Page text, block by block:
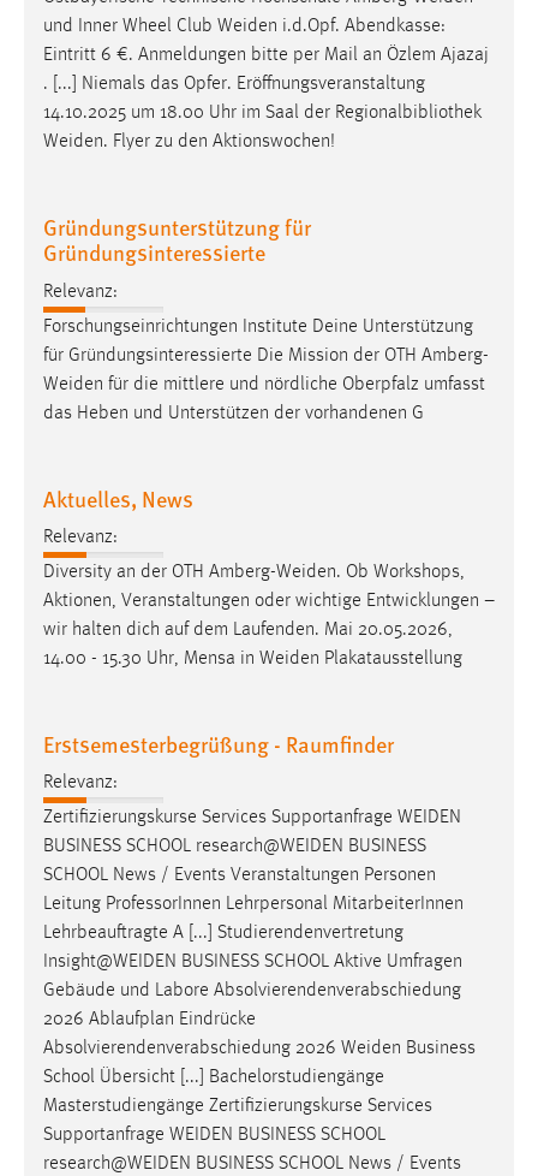
und Inner Wheel Club Weiden i.d.Opf. Abendkasse:
Eintritt 6 €. Anmeldungen bitte per Mail an Özlem Ajazaj
. [...] Niemals das Opfer. Eröffnungsveranstaltung
14.10.2025 um 18.00 Uhr im Saal der Regionalbibliothek
Weiden. Flyer zu den Aktionswochen!
Gründungsunterstützung für
Gründungsinteressierte
Relevanz:
Forschungseinrichtungen Institute Deine Unterstützung
für Gründungsinteressierte Die Mission der OTH Amberg-
Weiden für die mittlere und nördliche Oberpfalz umfasst
das Heben und Unterstützen der vorhandenen G
Aktuelles, News
Relevanz:
Diversity an der OTH Amberg-Weiden. Ob Workshops,
Aktionen, Veranstaltungen oder wichtige Entwicklungen –
wir halten dich auf dem Laufenden. Mai 20.05.2026,
14.00 - 15.30 Uhr, Mensa in Weiden Plakatausstellung
Erstsemesterbegrüßung - Raumfinder
Relevanz:
Zertifizierungskurse Services Supportanfrage WEIDEN
BUSINESS SCHOOL research@WEIDEN BUSINESS
SCHOOL News / Events Veranstaltungen Personen
Leitung ProfessorInnen Lehrpersonal MitarbeiterInnen
Lehrbeauftragte A [...] Studierendenvertretung
Insight@WEIDEN BUSINESS SCHOOL Aktive Umfragen
Gebäude und Labore Absolvierendenverabschiedung
2026 Ablaufplan Eindrücke
Absolvierendenverabschiedung 2026 Weiden Business
School Übersicht [...] Bachelorstudiengänge
Masterstudiengänge Zertifizierungskurse Services
Supportanfrage WEIDEN BUSINESS SCHOOL
research@WEIDEN BUSINESS SCHOOL News / Events
EXTERNE MEDIEN
Um Inhalte von Videoplattformen und Social Media
Plattformen anzeigen zu können, werden von diesen
externen Medien Cookies gesetzt.
Vimeo